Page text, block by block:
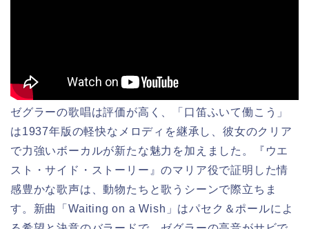
ゼグラーの歌唱は評価が高く、「口笛ふいて働こう」
は1937年版の軽快なメロディを継承し、彼女のクリア
で力強いボーカルが新たな魅力を加えました。『ウエ
スト・サイド・ストーリー』のマリア役で証明した情
感豊かな歌声は、動物たちと歌うシーンで際立ちま
す。新曲「Waiting on a Wish」はパセク＆ポールによ